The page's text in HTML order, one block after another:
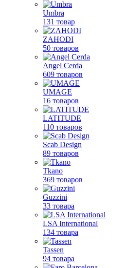
Umbra
131 товар
ZAHODI
50 товаров
Angel Cerda
609 товаров
UMAGE
16 товаров
LATITUDE
110 товаров
Scab Design
89 товаров
Tkano
369 товаров
Guzzini
33 товара
LSA International
134 товара
Tassen
94 товара